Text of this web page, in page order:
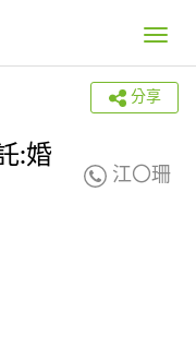
Toggle
分享
:婚
江〇珊